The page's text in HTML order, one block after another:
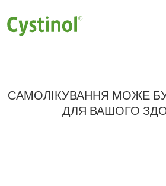
САМОЛІКУВАННЯ МОЖЕ
ДЛЯ ВАШОГО